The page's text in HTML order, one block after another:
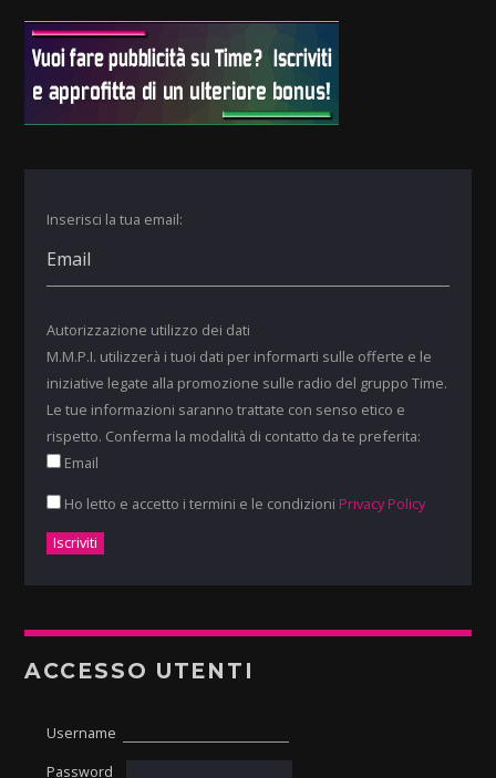
Inserisci la tua email:
Autorizzazione utilizzo dei dati
M.M.P.I. utilizzerà i tuoi dati per informarti sulle offerte e le
iniziative legate alla promozione sulle radio del gruppo Time.
Le tue informazioni saranno trattate con senso etico e
rispetto. Conferma la modalità di contatto da te preferita:
Email
Ho letto e accetto i termini e le condizioni Privacy Policy
ACCESSO UTENTI
Username
Password